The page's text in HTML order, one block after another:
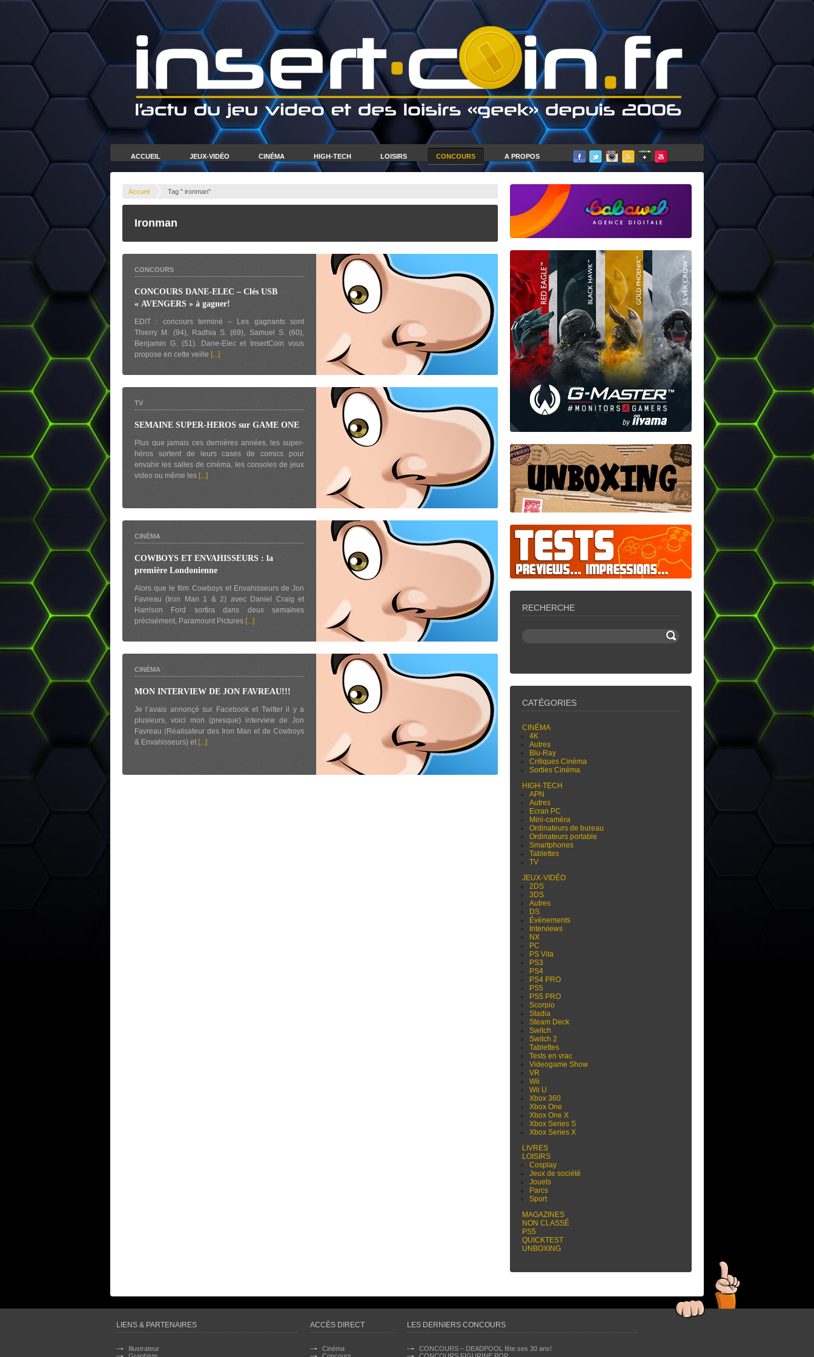
ACCUEIL JEUX-VIDÉO CINÉMA HIGH-TECH LOISIRS CONCOURS A PROPOS
Accueil Tag " ironman"
Ironman
CONCOURS
CONCOURS DANE-ELEC – Clés USB
« AVENGERS » à gagner!
EDIT : concours terminé – Les gagnants sont
Thierry M. (94), Radhia S. (69), Samuel S. (60),
Benjamin G. (51). Dane-Elec et InsertCoin vous
propose en cette veille [...]
TV
SEMAINE SUPER-HEROS sur GAME ONE
Plus que jamais ces dernières années, les super-
héros sortent de leurs cases de comics pour
envahir les salles de cinéma, les consoles de jeux
video ou même les [...]
CINÉMA
COWBOYS ET ENVAHISSEURS : la
première Londonienne
Alors que le film Cowboys et Envahisseurs de Jon
Favreau (Iron Man 1 & 2) avec Daniel Craig et
Harrison Ford sortira dans deux semaines
précisément, Paramount Pictures [...]
CINÉMA
MON INTERVIEW DE JON FAVREAU!!!
Je l’avais annonçé sur Facebook et Twitter il y a
plusieurs, voici mon (presque) interview de Jon
Favreau (Réalisateur des Iron Man et de Cowboys
& Envahisseurs) et [...]
RECHERCHE
CATÉGORIES
CINÉMA
4K
Autres
Blu-Ray
Critiques Cinéma
Sorties Cinéma
HIGH-TECH
APN
Autres
Ecran PC
Mini-caméra
Ordinateurs de bureau
Ordinateurs portable
Smartphones
Tablettes
TV
JEUX-VIDÉO
2DS
3DS
Autres
DS
Événements
Interviews
NX
PC
PS Vita
PS3
PS4
PS4 PRO
PS5
PS5 PRO
Scorpio
Stadia
Steam Deck
Switch
Switch 2
Tablettes
Tests en vrac
Videogame Show
VR
Wii
Wii U
Xbox 360
Xbox One
Xbox One X
Xbox Series S
Xbox Series X
LIVRES
LOISIRS
Cosplay
Jeux de société
Jouets
Parcs
Sport
MAGAZINES
NON CLASSÉ
PS5
QUICKTEST
UNBOXING
LIENS & PARTENAIRES
Illustrateur
ACCÈS DIRECT
Cinéma
LES DERNIERS CONCOURS
CONCOURS – DEADPOOL fête ses 30 ans!